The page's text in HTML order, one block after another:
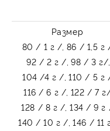
Размер
80 / 1 г /, 86 / 1,5 г
92 / 2 г /, 98 / 3 г/,
104 /4 г /, 110 / 5 г
116 / 6 г /, 122 / 7
128 / 8 г /, 134 / 9 г
140 / 10 г /, 146 / 11